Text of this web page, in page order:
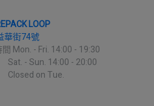
LOOP
華街74號
- Fri. 14:00 - 19:30
14:00 - 20:00
on Tue.